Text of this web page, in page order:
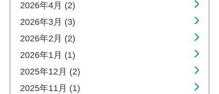
2026年4月 (2)
2026年3月 (3)
2026年2月 (2)
2026年1月 (1)
2025年12月 (2)
2025年11月 (1)